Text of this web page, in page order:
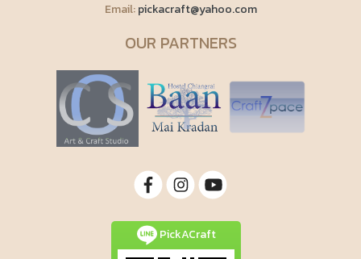
Email:pickacraft@yahoo.com
OUR PARTNERS
PickACraft